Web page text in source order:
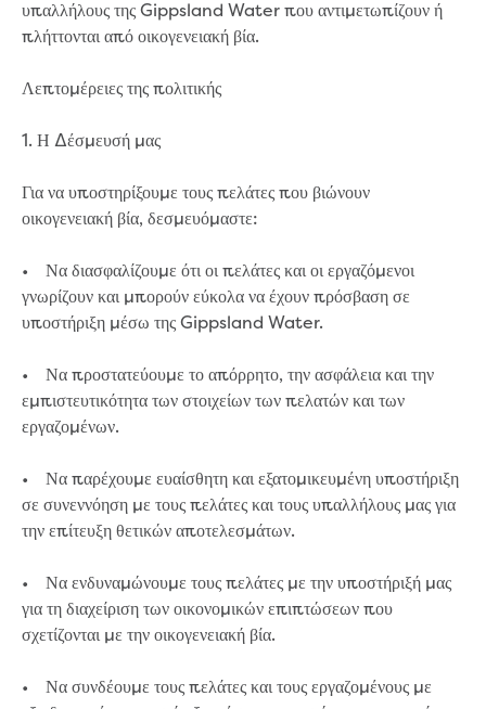
Economic Development
How we could support data centres
Water meter frequently asked questions
Disconnecting a property
Building near water or sewer pipes
Renovations or extensions
Plan of consolidation
Building and Development Online Services
Construction management plan
Design standards and specifications
supplements
Developer works deeds process
Apply for developer work deeds
Information for design
consultations and surveyors
Information for accredited
Sewer pipe reports
υπαλλήλους της Gippsland Water που αντιμετωπίζουν ή
πλήττονται από οικογενειακή βία.
Λεπτομέρειες της πολιτικής
1. Η Δέσμευσή μας
Για να υποστηρίξουμε τους πελάτες που βιώνουν
οικογενειακή βία, δεσμευόμαστε:
• Να διασφαλίζουμε ότι οι πελάτες και οι εργαζόμενοι
γνωρίζουν και μπορούν εύκολα να έχουν πρόσβαση σε
υποστήριξη μέσω της Gippsland Water.
• Να προστατεύουμε το απόρρητο, την ασφάλεια και την
εμπιστευτικότητα των στοιχείων των πελατών και των
εργαζομένων.
• Να παρέχουμε ευαίσθητη και εξατομικευμένη υποστήριξη
σε συνεννόηση με τους πελάτες και τους υπαλλήλους μας για
την επίτευξη θετικών αποτελεσμάτων.
• Να ενδυναμώνουμε τους πελάτες με την υποστήριξή μας
για τη διαχείριση των οικονομικών επιπτώσεων που
σχετίζονται με την οικογενειακή βία.
• Να συνδέουμε τους πελάτες και τους εργαζομένους με